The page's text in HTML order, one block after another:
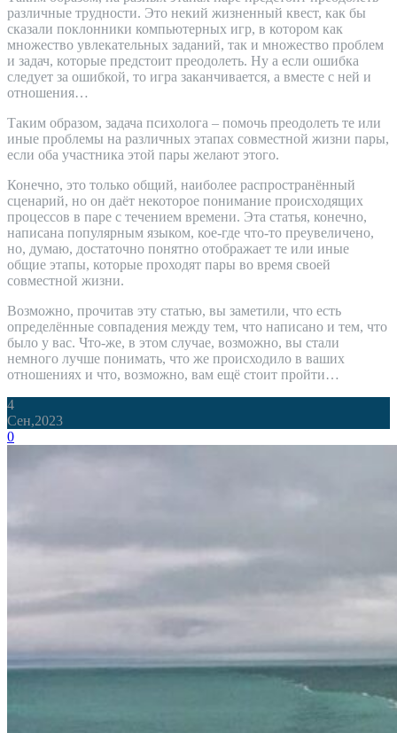
различные трудности. Это некий жизненный квест, как бы
сказали поклонники компьютерных игр, в котором как
множество увлекательных заданий, так и множество проблем
и задач, которые предстоит преодолеть. Ну а если ошибка
следует за ошибкой, то игра заканчивается, а вместе с ней и
отношения…
Таким образом, задача психолога – помочь преодолеть те или
иные проблемы на различных этапах совместной жизни пары,
если оба участника этой пары желают этого.
Конечно, это только общий, наиболее распространённый
сценарий, но он даёт некоторое понимание происходящих
процессов в паре с течением времени. Эта статья, конечно,
написана популярным языком, кое-где что-то преувеличено,
но, думаю, достаточно понятно отображает те или иные
общие этапы, которые проходят пары во время своей
совместной жизни.
Возможно, прочитав эту статью, вы заметили, что есть
определённые совпадения между тем, что написано и тем, что
было у вас. Что-же, в этом случае, возможно, вы стали
немного лучше понимать, что же происходило в ваших
отношениях и что, возможно, вам ещё стоит пройти…
4
Сен,2023
0